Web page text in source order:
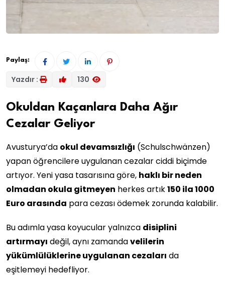
Paylaş:
Yazdır : 130
Okuldan Kaçanlara Daha Ağır
Cezalar Geliyor
Avusturya’da okul devamsızlığı (Schulschwänzen)
yapan öğrencilere uygulanan cezalar ciddi biçimde
artıyor. Yeni yasa tasarısına göre, haklı bir neden
olmadan okula gitmeyen herkes artık150 ila 1000
Euro arasında para cezası ödemek zorunda kalabilir.
Bu adımla yasa koyucular yalnızca disiplini
artırmayı değil, aynı zamandavelilerin
yükümlülüklerine uygulanan cezaları da
eşitlemeyi hedefliyor.